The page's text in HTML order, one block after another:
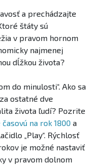
a prechádzajte
štáty sú
v pravom hornom
najmenej
dĺžkou života?
do minulosti“. Ako sa
ostatné dve
života ľudí? Pozrite
na rok 1800 a
„Play“. Rýchlosť
je možné nastaviť
v pravom dolnom